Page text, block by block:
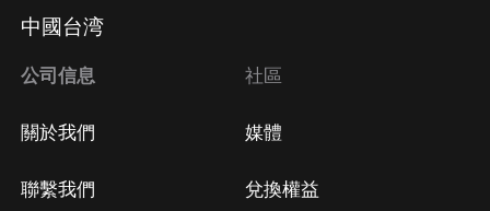
中國台湾
公司信息
關於我們
聯繫我們
社區
媒體
兌換權益